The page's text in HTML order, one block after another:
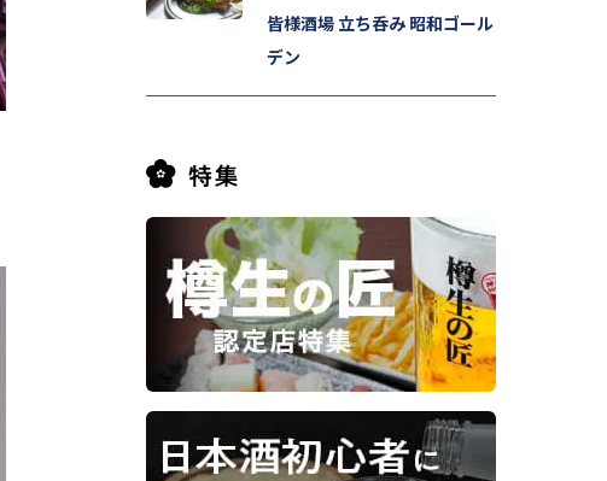
皆様酒場 立ち呑み 昭和ゴール
デン